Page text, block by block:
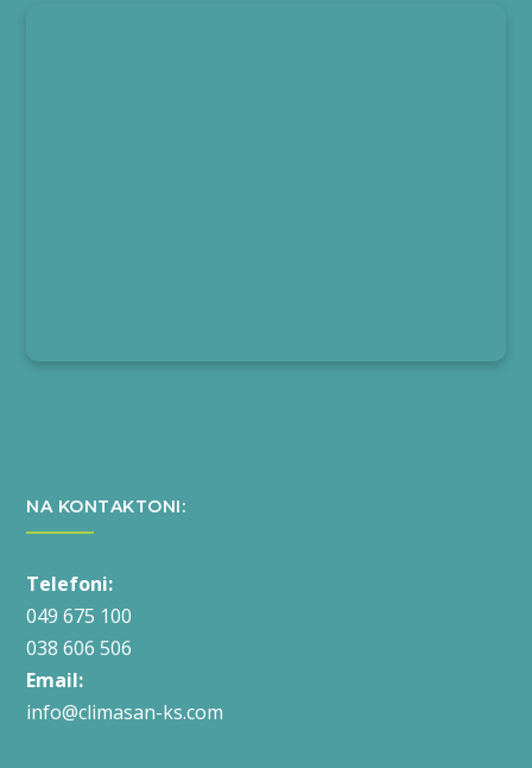
NA KONTAKTONI:
Telefoni:
049 675 100
038 606 506
Email:
info@climasan-ks.com